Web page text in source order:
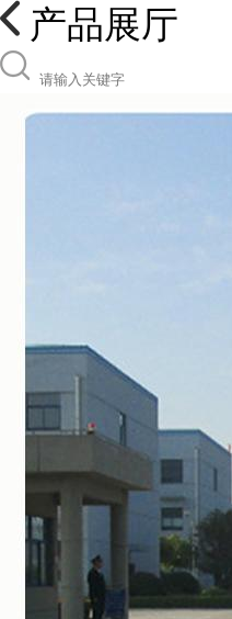
产品展厅